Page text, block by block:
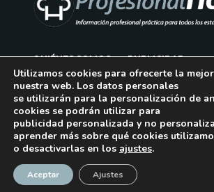
QUIÉNES SOMOS PUBLICIDAD
AVISO LEGAL
POLÍTICA DE COOKIES
POLÍTICA DE PRIVACIDAD
CONTACTO
¡Suscríbase!
Utilizamos cookies para ofrecerte la
nuestra web. Los datos personales
se utilizarán para la personalización de
cookies se podrán utilizar para
publicidad personalizada y no
aprender más sobre qué cookies
o desactivarlas en los ajustes.
Aceptar Ajustes